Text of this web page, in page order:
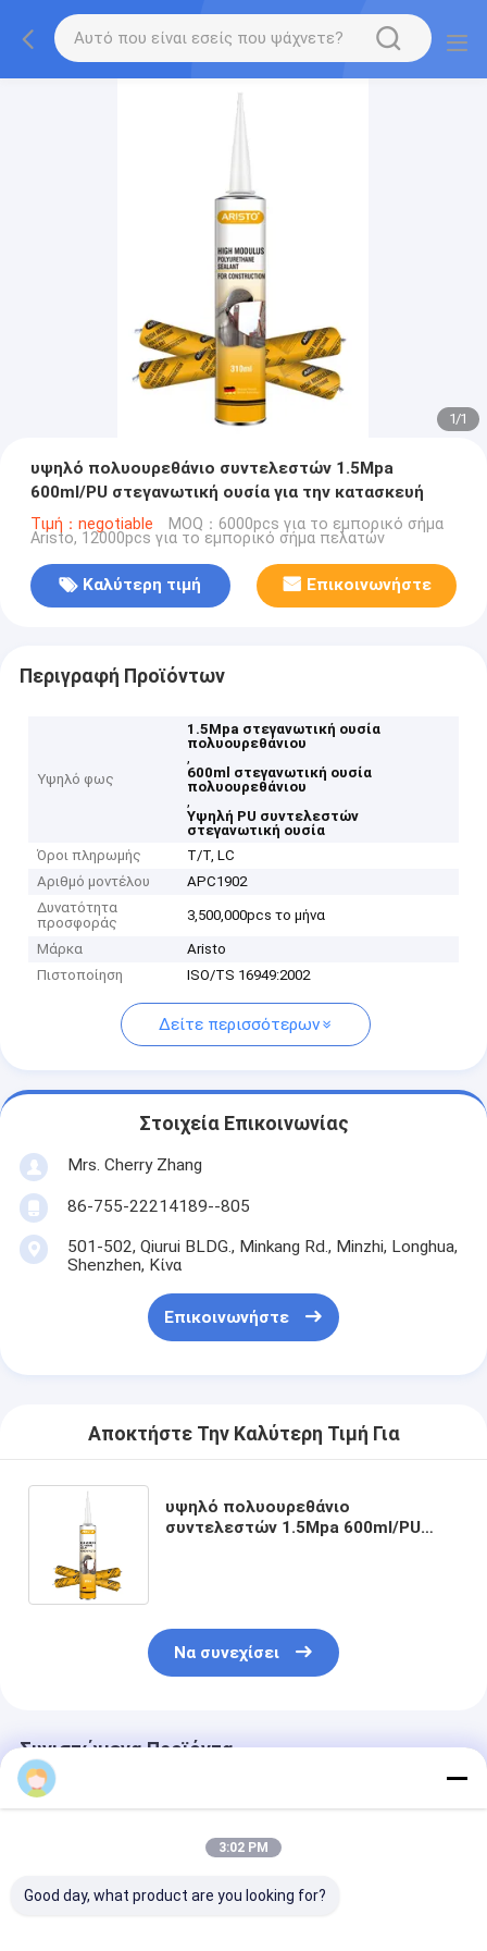
1/1
υψηλό πολυουρεθάνιο συντελεστών 1.5Mpa
600ml/PU στεγανωτική ουσία για την κατασκευή
Τιμή：negotiable MOQ：6000pcs για το εμπορικό σήμα
Aristo, 12000pcs για το εμπορικό σήμα πελατών
Καλύτερη τιμή Επικοινωνήστε
Περιγραφή Προϊόντων
Υψηλό φως
1.5Mpa στεγανωτική ουσία
πολυουρεθάνιου
,
600ml στεγανωτική ουσία
πολυουρεθάνιου
,
Υψηλή PU συντελεστών
στεγανωτική ουσία
Όροι πληρωμής
T/T, LC
Αριθμό μοντέλου
APC1902
Δυνατότητα
προσφοράς
3,500,000pcs το μήνα
Μάρκα
Aristo
Πιστοποίηση
ISO/TS 16949:2002
Δείτε περισσότερων
Στοιχεία Επικοινωνίας
Mrs. Cherry Zhang
86-755-22214189--805
501-502, Qiurui BLDG., Minkang Rd., Minzhi, Longhua,
Shenzhen, Κίνα
Επικοινωνήστε
Αποκτήστε Την Καλύτερη Τιμή Για
υψηλό πολυουρεθάνιο
συντελεστών 1.5Mpa 600ml/PU
Να συνεχίσει
Συνιστώμενα Προϊόντα
3:02 PM
Good day, what product are you looking for?